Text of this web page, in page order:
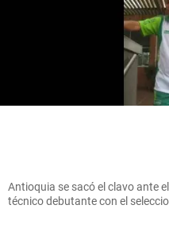
Antioquia se sacó el clavo ante
técnico debutante con el